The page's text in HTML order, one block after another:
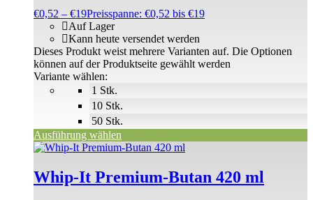
€0,52 – €19Preisspanne: €0,52 bis €19
1 Stk.
10 Stk.
50 Stk.
Auf Lager
Kann heute versendet werden
Variante wählen:
Ausführung wählen
Dieses Produkt weist mehrere Varianten auf. Die Optionen
können auf der Produktseite gewählt werden
Whip-It Premium-Butan 420 ml